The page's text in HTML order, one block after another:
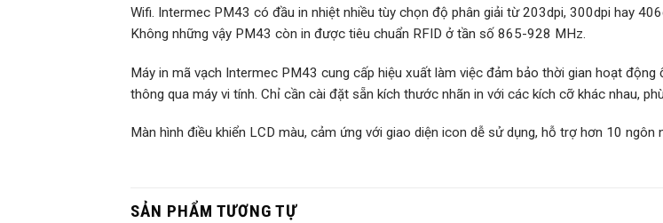
Wifi. Intermec PM43 có đầu in nhiệt nhiều tùy chọn độ phân giải từ 203dpi, 300dpi hay
Không những vậy PM43 còn in được tiêu chuẩn RFID ở tần số 865-928 MHz.
Máy in mã vạch Intermec PM43 cung cấp hiệu xuất làm việc đảm bảo thời gian hoạt
thông qua máy vi tính. Chỉ cần cài đặt sẵn kích thước nhãn in với các kích cỡ khác nhau,
Màn hình điều khiển LCD màu, cảm ứng với giao diện icon dễ sử dụng, hỗ trợ hơn 10
SẢN PHẨM TƯƠNG TỰ